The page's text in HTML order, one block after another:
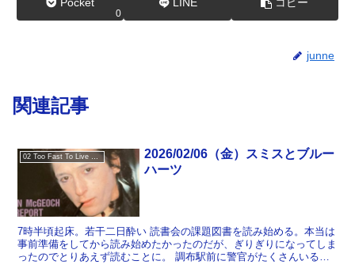
0
junne
関連記事
2026/02/06（金）スミスとブルー
ハーツ
7時半頃起床。若干二日酔い 読書会の課題図書を読み始める。本当は
事前準備をしてから読み始めたかったのだが、ぎりぎりになってしま
ったのでとりあえず読むことに。 調布駅前に警官がたくさんいる。